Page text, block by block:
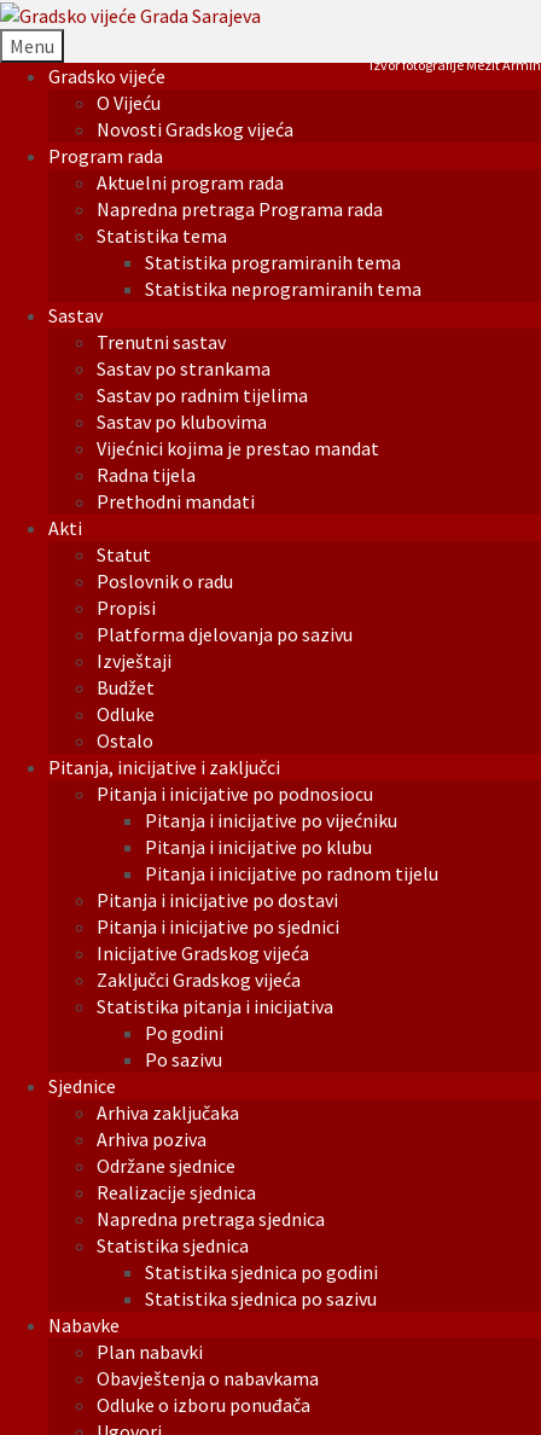
Menu
Gradsko vijeće
O Vijeću
Novosti Gradskog vijeća
Program rada
Aktuelni program rada
Napredna pretraga Programa rada
Statistika tema
Statistika programiranih tema
Statistika neprogramiranih tema
Sastav
Trenutni sastav
Sastav po strankama
Sastav po radnim tijelima
Sastav po klubovima
Vijećnici kojima je prestao mandat
Radna tijela
Prethodni mandati
Akti
Statut
Poslovnik o radu
Propisi
Platforma djelovanja po sazivu
Izvještaji
Budžet
Odluke
Ostalo
Pitanja, inicijative i zaključci
Pitanja i inicijative po podnosiocu
Pitanja i inicijative po vijećniku
Pitanja i inicijative po klubu
Pitanja i inicijative po radnom tijelu
Pitanja i inicijative po dostavi
Pitanja i inicijative po sjednici
Inicijative Gradskog vijeća
Zaključci Gradskog vijeća
Statistika pitanja i inicijativa
Po godini
Po sazivu
Sjednice
Arhiva zaključaka
Arhiva poziva
Održane sjednice
Realizacije sjednica
Napredna pretraga sjednica
Statistika sjednica
Statistika sjednica po godini
Statistika sjednica po sazivu
Nabavke
Plan nabavki
Obavještenja o nabavkama
Odluke o izboru ponuđača
Izvor fotografije Mezit Armin